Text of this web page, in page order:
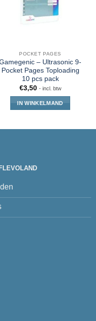
POCKET PAGES
– Ultrasonic 9-
Pocket Pages Toploading
10 pcs pack
€3,50 - incl. btw
IN WINKELMAND